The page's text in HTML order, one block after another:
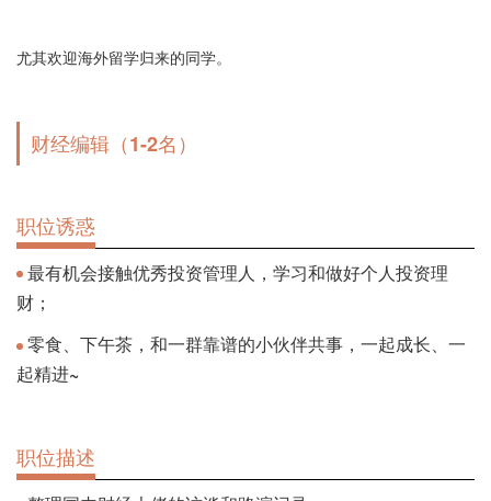
尤其欢迎海外留学归来的同学。
财经编辑（1-2名）
职位诱惑
最有机会接触优秀投资管理人，学习和做好个人投资理
财；
零食、下午茶，和一群靠谱的小伙伴共事，一起成长、一
起精进~
职位描述